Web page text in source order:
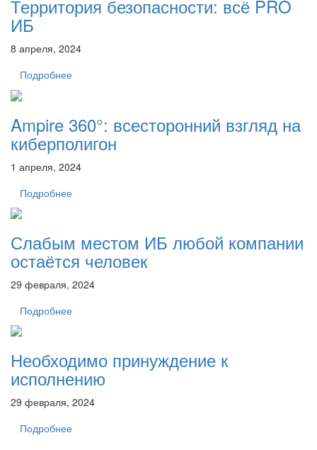
Территория безопасности: всё PRO
ИБ
8 апреля, 2024
Подробнее
Ampire 360°: всесторонний взгляд на
киберполигон
1 апреля, 2024
Подробнее
Слабым местом ИБ любой компании
остаётся человек
29 февраля, 2024
Подробнее
Необходимо принуждение к
исполнению
29 февраля, 2024
Подробнее